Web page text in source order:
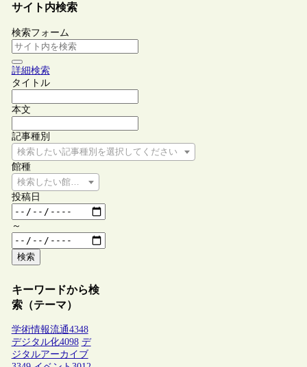
サイト内検索
検索フォーム
詳細検索
タイトル
本文
記事種別
検索したい記事種別を選択してください
館種
検索したい館種を選択してください
投稿日
～
検索
キーワードから検
索（テーマ）
学術情報流通4348
デジタル化4098 デ
ジタルアーカイブ